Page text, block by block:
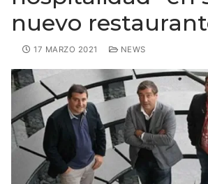
nuevo
17 MARZO 2021 NEWS